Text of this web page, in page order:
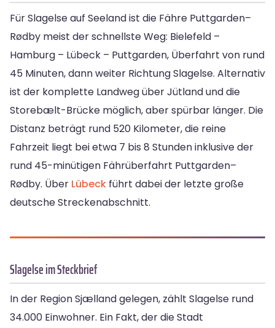
Für Slagelse auf Seeland ist die Fähre Puttgarden–
Rødby meist der schnellste Weg: Bielefeld –
Hamburg – Lübeck – Puttgarden, Überfahrt von rund
45 Minuten, dann weiter Richtung Slagelse. Alternativ
ist der komplette Landweg über Jütland und die
Storebælt-Brücke möglich, aber spürbar länger. Die
Distanz beträgt rund 520 Kilometer, die reine
Fahrzeit liegt bei etwa 7 bis 8 Stunden inklusive der
rund 45-minütigen Fährüberfahrt Puttgarden–
Rødby. Über Lübeck führt dabei der letzte große
deutsche Streckenabschnitt.
Slagelse im Steckbrief
In der Region Sjælland gelegen, zählt Slagelse rund
34.000 Einwohner. Ein Fakt, der die Stadt